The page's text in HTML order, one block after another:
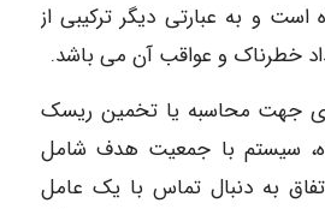
و به عبارتی دیگر ترکیبی از
خطرناک و عواقب آن می باشد.
جهت محاسبه یا تخمین ریسک
سیستم با جمعیت هدف شامل
به دنبال تماس با یک عامل